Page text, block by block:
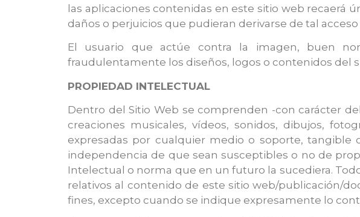
las aplicaciones contenidas en este sitio web recaerá
daños o perjuicios que pudieran derivarse de tal
El usuario que actúe contra la imagen, buen
fraudulentamente los diseños, logos o contenidos del
PROPIEDAD INTELECTUAL
Dentro del Sitio Web se comprenden -con carácter
creaciones musicales, vídeos, sonidos, dibujos,
expresadas por cualquier medio o soporte,
independencia de que sean susceptibles o no de
Intelectual o norma que en un futuro la sucediera.
relativos al contenido de este sitio web/publicación/
fines, excepto cuando se indique expresamente lo